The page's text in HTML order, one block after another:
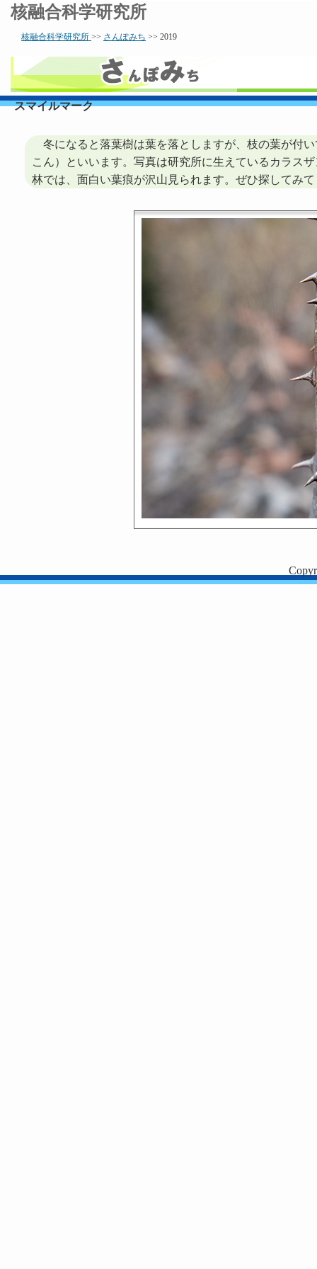
核融合科学研究所
核融合科学研究所 >> さんぽみち >> 2019
スマイルマーク
冬になると落葉樹は葉を落としますが、枝の葉が付
こん）といいます。写真は研究所に生えているカラス
林では、面白い葉痕が沢山見られます。ぜひ探してみ